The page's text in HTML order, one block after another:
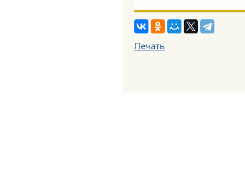
Печать